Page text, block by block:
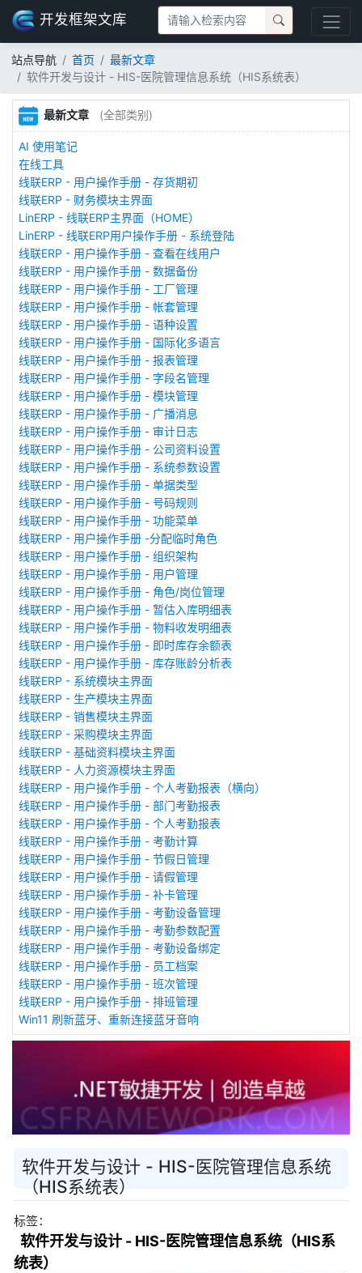
开发框架文库
站点导航 首页
最新文章
软件开发与设计 - HIS-医院管理信息系统（HIS系统表）
最新文章 (全部类别)
AI 使用笔记
在线工具
线联ERP - 用户操作手册 - 存货期初
线联ERP - 财务模块主界面
LinERP - 线联ERP主界面（HOME）
LinERP - 线联ERP用户操作手册 - 系统登陆
线联ERP - 用户操作手册 - 查看在线用户
线联ERP - 用户操作手册 - 数据备份
线联ERP - 用户操作手册 - 工厂管理
线联ERP - 用户操作手册 - 帐套管理
线联ERP - 用户操作手册 - 语种设置
线联ERP - 用户操作手册 - 国际化多语言
线联ERP - 用户操作手册 - 报表管理
线联ERP - 用户操作手册 - 字段名管理
线联ERP - 用户操作手册 - 模块管理
线联ERP - 用户操作手册 - 广播消息
线联ERP - 用户操作手册 - 审计日志
线联ERP - 用户操作手册 - 公司资料设置
线联ERP - 用户操作手册 - 系统参数设置
线联ERP - 用户操作手册 - 单据类型
线联ERP - 用户操作手册 - 号码规则
线联ERP - 用户操作手册 - 功能菜单
线联ERP - 用户操作手册 -分配临时角色
线联ERP - 用户操作手册 - 组织架构
线联ERP - 用户操作手册 - 用户管理
线联ERP - 用户操作手册 - 角色/岗位管理
线联ERP - 用户操作手册 - 暂估入库明细表
线联ERP - 用户操作手册 - 物料收发明细表
线联ERP - 用户操作手册 - 即时库存余额表
线联ERP - 用户操作手册 - 库存账龄分析表
线联ERP - 系统模块主界面
线联ERP - 生产模块主界面
线联ERP - 销售模块主界面
线联ERP - 采购模块主界面
线联ERP - 基础资料模块主界面
线联ERP - 人力资源模块主界面
线联ERP - 用户操作手册 - 个人考勤报表（横向）
线联ERP - 用户操作手册 - 部门考勤报表
线联ERP - 用户操作手册 - 个人考勤报表
线联ERP - 用户操作手册 - 考勤计算
线联ERP - 用户操作手册 - 节假日管理
线联ERP - 用户操作手册 - 请假管理
线联ERP - 用户操作手册 - 补卡管理
线联ERP - 用户操作手册 - 考勤设备管理
线联ERP - 用户操作手册 - 考勤参数配置
线联ERP - 用户操作手册 - 考勤设备绑定
线联ERP - 用户操作手册 - 员工档案
线联ERP - 用户操作手册 - 班次管理
线联ERP - 用户操作手册 - 排班管理
Win11 刷新蓝牙、重新连接蓝牙音响
软件开发与设计 - HIS-医院管理信息系统
（HIS系统表）
标签：
软件开发与设计 - HIS-医院管理信息系统（HIS系
统表）